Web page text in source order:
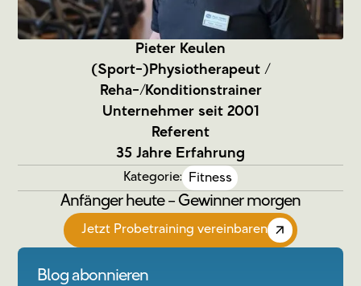
Pieter Keulen
(Sport-)Physiotherapeut /
Reha-/Konditionstrainer
Unternehmer seit 2001
Referent
35 Jahre Erfahrung
Kategorie: Fitness
Anfänger heute – Gewinner morgen
Jetzt Probetraining vereinbaren
Blog abonnieren